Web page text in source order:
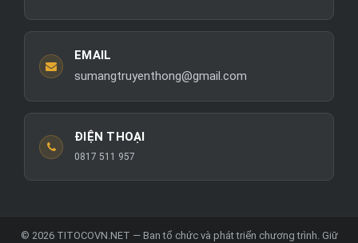
EMAIL
sumangtruyenthong@gmail.com
ĐIỆN THOẠI
0817 511 957
© 2026 TITOCOVN.NET — Ban tổ chức và phát triển chương trình. Giữ